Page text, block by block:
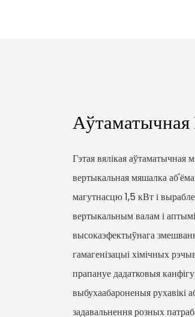
Аўтаматычная
Гэтая вялікая
вертыкальная мяшалка
магутнасцю 1,5 кВт і
вертыкальным валам і
высокаэфектыўнага
гамагенізацыі хімічных
прапануе дадатковыя
выбухаабароненыя рухавікі
задавальнення розных